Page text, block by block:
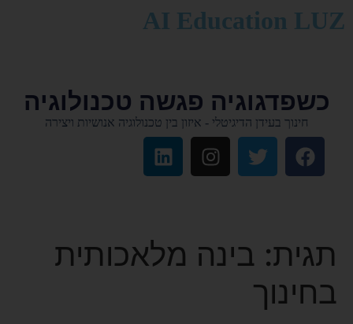
AI Education LUZ
כשפדגוגיה פגשה טכנולוגיה
חינוך בעידן הדיגיטלי - איזון בין טכנולוגיה אנושיות ויצירה
תגית: בינה מלאכותית
בחינוך